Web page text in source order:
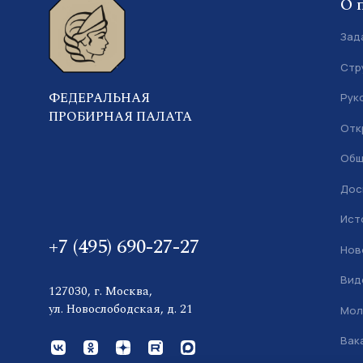
ФЕДЕРАЛЬНАЯ
ПРОБИРНАЯ ПАЛАТА
+7 (495) 690-27-27
127030, г. Москва,
ул. Новослободская, д. 21
О